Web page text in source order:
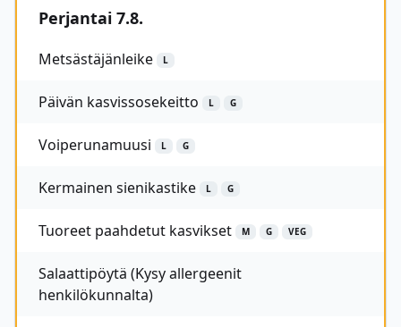
Perjantai 7.8.
Metsästäjänleike L
Päivän kasvissosekeitto L G
Voiperunamuusi L G
Kermainen sienikastike L G
Tuoreet paahdetut kasvikset M G VEG
Salaattipöytä (Kysy allergeenit
henkilökunnalta)